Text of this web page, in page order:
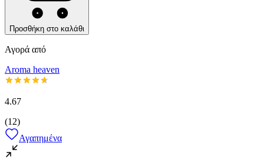
Προσθήκη στο καλάθι
Αγορά από
Aroma heaven
4.67
(12)
Αγαπημένα